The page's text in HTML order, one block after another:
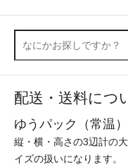
配送・送料につ
ゆうパック（常温）
縦・横・高さの3辺計の
イズの扱いになります。